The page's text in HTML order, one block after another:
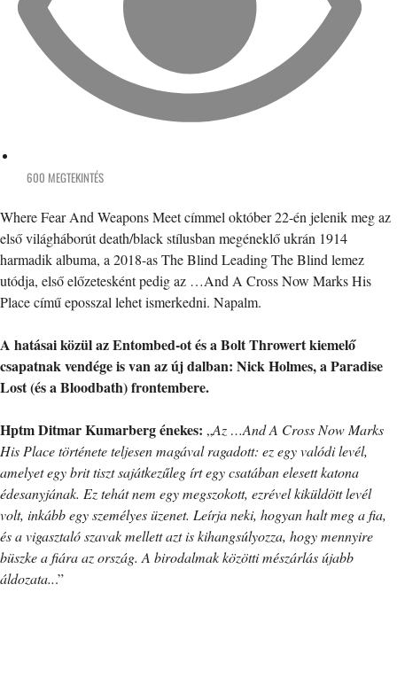
600 MEGTEKINTÉS
Where Fear And Weapons Meet címmel október 22-én jelenik meg az
első világháborút death/black stílusban megéneklő ukrán 1914
harmadik albuma, a 2018-as The Blind Leading The Blind lemez
utódja, első előzetesként pedig az …And A Cross Now Marks His
Place című eposszal lehet ismerkedni. Napalm.
A hatásai közül az Entombed-ot és a Bolt Throwert kiemelő
csapatnak vendége is van az új dalban: Nick Holmes, a Paradise
Lost (és a Bloodbath) frontembere.
Hptm Ditmar Kumarberg énekes: „Az …And A Cross Now Marks
His Place története teljesen magával ragadott: ez egy valódi levél,
amelyet egy brit tiszt sajátkezűleg írt egy csatában elesett katona
édesanyjának. Ez tehát nem egy megszokott, ezrével kiküldött levél
volt, inkább egy személyes üzenet. Leírja neki, hogyan halt meg a fia,
és a vigasztaló szavak mellett azt is kihangsúlyozza, hogy mennyire
büszke a fiára az ország. A birodalmak közötti mészárlás újabb
áldozata...”